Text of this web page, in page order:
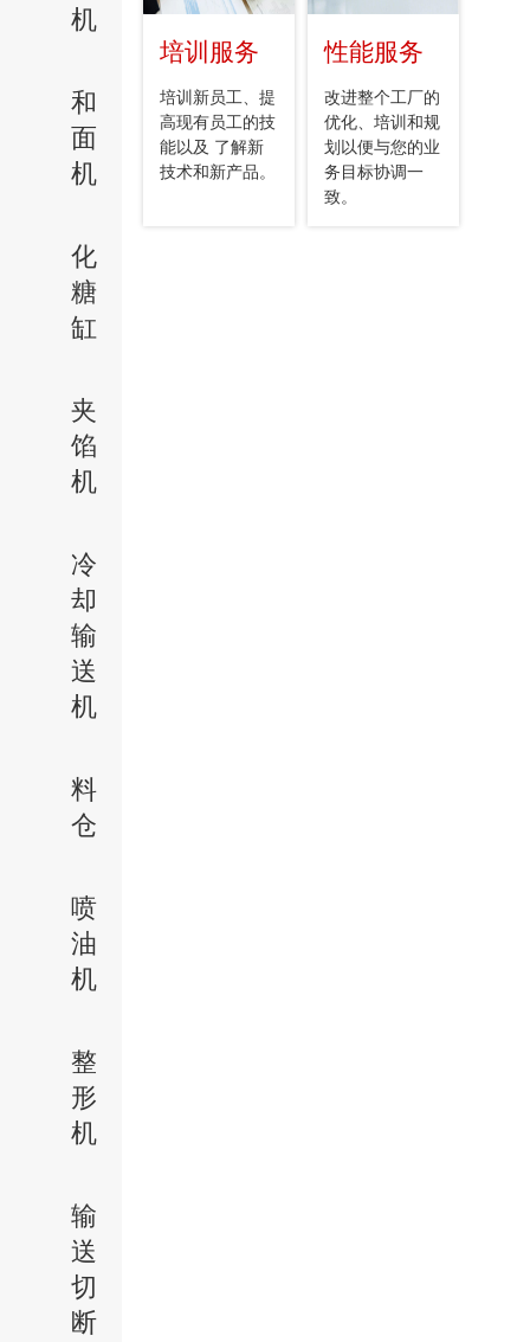
机
和
面
机
化
糖
缸
夹
馅
机
冷
却
输
送
机
料
仓
喷
油
机
整
形
机
输
送
切
断
培训服务
培训新员工、提
高现有员工的技
能以及 了解新
技术和新产品。
性能服务
改进整个工厂的
优化、培训和规
划以便与您的业
务目标协调一
致。